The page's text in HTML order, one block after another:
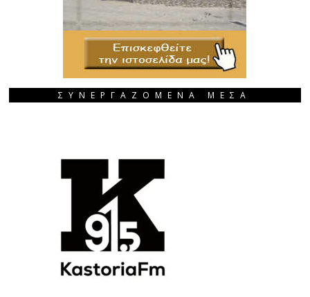
ΣΥΝΕΡΓΑΖΟΜΕΝΑ ΜΕΣΑ